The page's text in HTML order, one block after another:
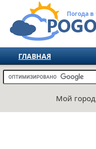
Погода
ГЛАВНАЯ
ИЗРАИЛЬ
ЕВРОПА
Мой